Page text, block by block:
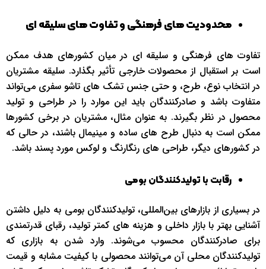
محدودیت‌ های فرهنگی و تفاوت‌ های سلیقه‌ ای
تفاوت‌ های فرهنگی و سلیقه‌ ای در میان کشورهای هدف ممکن
است بر استقبال از محصولات خارجی تأثیر بگذارد. سلیقه مشتریان
در انتخاب نوع، طرح، و حتی جنس تشک‌ های تاشو سفری می‌تواند
متفاوت باشد و صادرکنندگان باید این موارد را در طراحی و تولید
محصول در نظر بگیرند. به‌ عنوان مثال، مشتریان در برخی کشورها
ممکن است به‌ دنبال طرح‌ های ساده و مینیمال باشند، در حالی که
در کشورهای دیگر، طراحی‌ های رنگارنگ و لوکس مورد پسند باشد.
رقابت با تولیدکنندگان بومی
در بسیاری از بازارهای بین‌المللی، تولیدکنندگان بومی به دلیل داشتن
آشنایی بهتر با بازار داخلی و هزینه‌ های کمتر تولید، رقبای قدرتمندی
برای صادرکنندگان محسوب می‌شوند. وارد شدن به بازاری که
تولیدکنندگان محلی آن می‌توانند محصولی با کیفیت مشابه و قیمت